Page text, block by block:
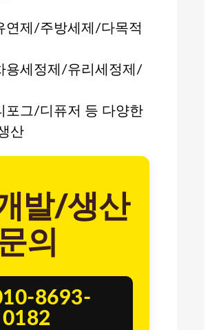
연제/주방세제/다목적
용세정제/유리세정제/
포그/디퓨저 등 다양한
산
발/생산
의
8693-
0182